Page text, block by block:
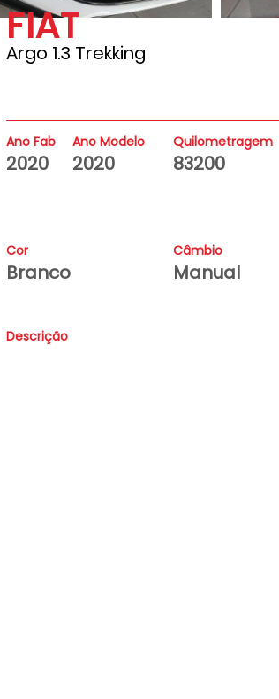
83200
FIAT
Argo 1.3 Trekking
Ano Fab
2020
Ano Modelo
2020
Cor
Branco
Quilometragem
83200
Câmbio
Manual
Descrição